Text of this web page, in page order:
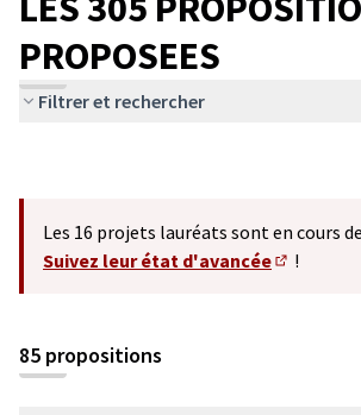
PROPOSEES
Filtrer et rechercher
Les 16 projets lauréats sont en cours
Suivez leur état d'avancée
!
85 propositions